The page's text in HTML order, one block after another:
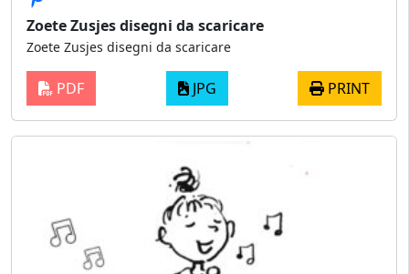
Zoete Zusjes disegni da scaricare
Zoete Zusjes disegni da scaricare
PDF JPG PRINT